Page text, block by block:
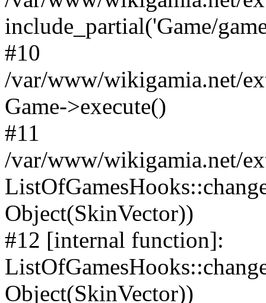
include_partial('Game/
#10
/var/www/wikigamia.net/
Game->execute()
#11
/var/www/wikigamia.net/
Object(SkinVector))
#12 [internal function]:
Object(SkinVector))